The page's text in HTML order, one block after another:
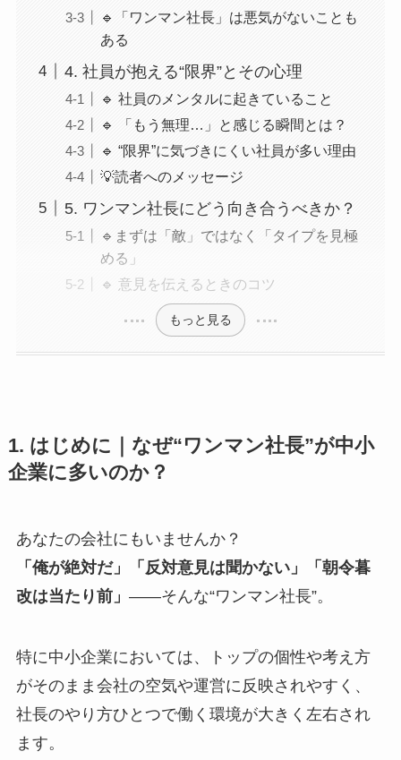
🔹「ワンマン社長」は悪気がないことも
ある
4. 社員が抱える“限界”とその心理
🔹 社員のメンタルに起きていること
🔹 「もう無理…」と感じる瞬間とは？
🔹 “限界”に気づきにくい社員が多い理由
💡読者へのメッセージ
5. ワンマン社長にどう向き合うべきか？
🔹まずは「敵」ではなく「タイプを見極
める」
🔹 意見を伝えるときのコツ
もっと見る
1. はじめに｜なぜ“ワンマン社長”が中小
企業に多いのか？
あなたの会社にもいませんか？
「俺が絶対だ」「反対意見は聞かない」「朝令暮
改は当たり前」 ——そんな“ワンマン社長”。
特に中小企業においては、トップの個性や考え方
がそのまま会社の空気や運営に反映されやすく、
社長のやり方ひとつで働く環境が大きく左右され
ます。